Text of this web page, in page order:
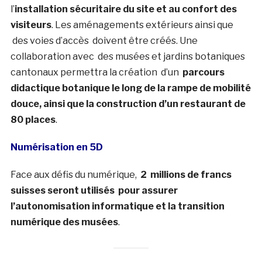
l’installation sécuritaire du site et au confort des
visiteurs. Les aménagements extérieurs ainsi que
des voies d’accès doivent être créés. Une
collaboration avec des musées et jardins botaniques
cantonaux permettra la création d’un parcours
didactique botanique le long de la rampe de mobilité
douce, ainsi que la construction d’un restaurant de
80 places.
Numérisation en 5D
Face aux défis du numérique, 2 millions de francs
suisses seront utilisés pour assurer
l’autonomisation informatique et la transition
numérique des musées.